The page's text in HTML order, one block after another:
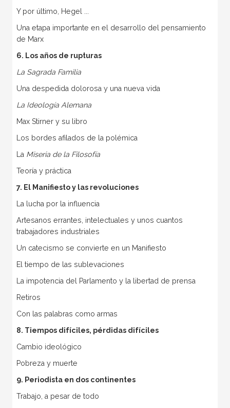
Y por último, Hegel ...
Una etapa importante en el desarrollo del pensamiento
de Marx
6. Los años de rupturas
La Sagrada Familia
Una despedida dolorosa y una nueva vida
La Ideología Alemana
Max Stirner y su libro
Los bordes afilados de la polémica
La Miseria de la Filosofía
Teoría y práctica
7. El Manifiesto y las revoluciones
La lucha por la influencia
Artesanos errantes, intelectuales y unos cuantos
trabajadores industriales
Un catecismo se convierte en un Manifiesto
El tiempo de las sublevaciones
La impotencia del Parlamento y la libertad de prensa
Retiros
Con las palabras como armas
8. Tiempos difíciles, pérdidas difíciles
Cambio ideológico
Pobreza y muerte
9. Periodista en dos continentes
Trabajo, a pesar de todo